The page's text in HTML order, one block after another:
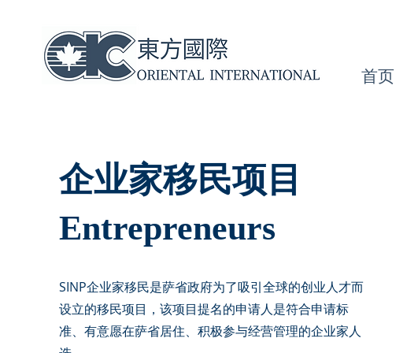
首页
企业家移民项目
Entrepreneurs
SINP企业家移民是萨省政府为了吸引全球的创业人才而
设立的移民项目，该项目提名的申请人是符合申请标
准、有意愿在萨省居住、积极参与经营管理的企业家人